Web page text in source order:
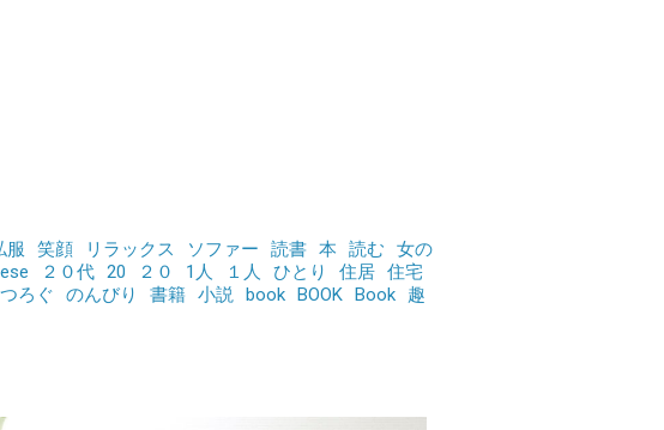
服 笑顔 リラックス ソファー 読書 本 読む
女の
２０代 20 ２０ 1人 １人 ひとり 住居 住宅
ろぐ のんびり 書籍 小説 book BOOK Book
趣